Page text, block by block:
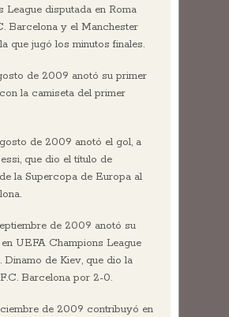
League disputada en Roma
Barcelona y el Manchester
que jugó los minutos finales.
de 2009 anotó su primer
la camiseta del primer
de 2009 anotó el gol, a
que dio el título de
la Supercopa de Europa al
de 2009 anotó su
UEFA Champions League
Dinamo de Kiev, que dio la
Barcelona por 2-0.
de 2009 contribuyó en